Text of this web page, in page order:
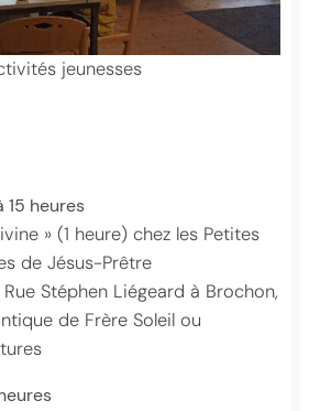
jeunesses
15 heures
» (1 heure) chez les Petites
de Jésus-Prêtre
Stéphen Liégeard à Brochon,
de Frère Soleil ou